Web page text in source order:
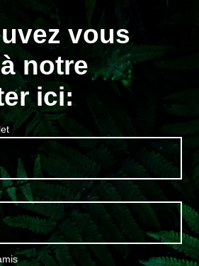
vous
notre
ici: